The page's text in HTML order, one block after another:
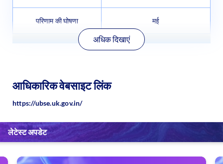
परिणाम की घोषणा मई
अधिक दिखाएं
आधिकारिक वेबसाइट लिंक
https://ubse.uk.gov.in/
लेटेस्ट अपडेट